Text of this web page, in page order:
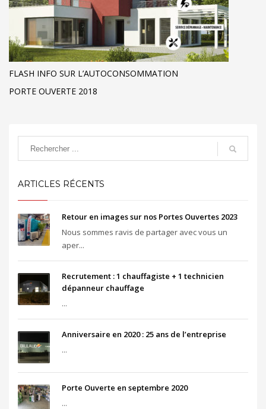
FLASH INFO SUR L’AUTOCONSOMMATION
PORTE OUVERTE 2018
ARTICLES RÉCENTS
Retour en images sur nos Portes Ouvertes 2023
Nous sommes ravis de partager avec vous un
aper...
Recrutement : 1 chauffagiste + 1 technicien
dépanneur chauffage
...
Anniversaire en 2020 : 25 ans de l’entreprise
...
Porte Ouverte en septembre 2020
...